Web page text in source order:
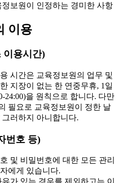
보원이 인정하는 경미한 사항
이용
이용시간)
시간은 교육정보원의 업무 및
지장이 없는 한 연중무휴, 1일
24:00)을 원칙으로 합니다. 다만
필요로 교육정보원이 정한 날
러하지 아니합니다.
번호 등)
및 비밀번호에 대한 모든 관리
에게 있습니다.